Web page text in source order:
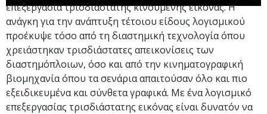
επεξεργασία τρισδιάστατης κινούμενης εικόνας. Η
ανάγκη για την ανάπτυξη τέτοιου είδους λογισμικού
προέκυψε τόσο από τη διαστημική τεχνολογία όπου
χρειάστηκαν τρισδιάστατες απεικονίσεις των
διαστημόπλοιων, όσο και από την κινηματογραφική
βιομηχανία όπου τα σενάρια απαιτούσαν όλο και πιο
εξειδικευμένα και σύνθετα γραφικά. Με ένα λογισμικό
επεξεργασίας τρισδιάστατης εικόνας είναι δυνατόν να